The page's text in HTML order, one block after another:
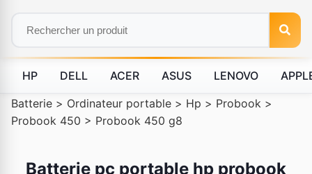
HP DELL ACER ASUS LENOVO
Batterie > Ordinateur portable > Hp > Probook >
Probook 450 > Probook 450 g8
Batterie pc portable hp probook